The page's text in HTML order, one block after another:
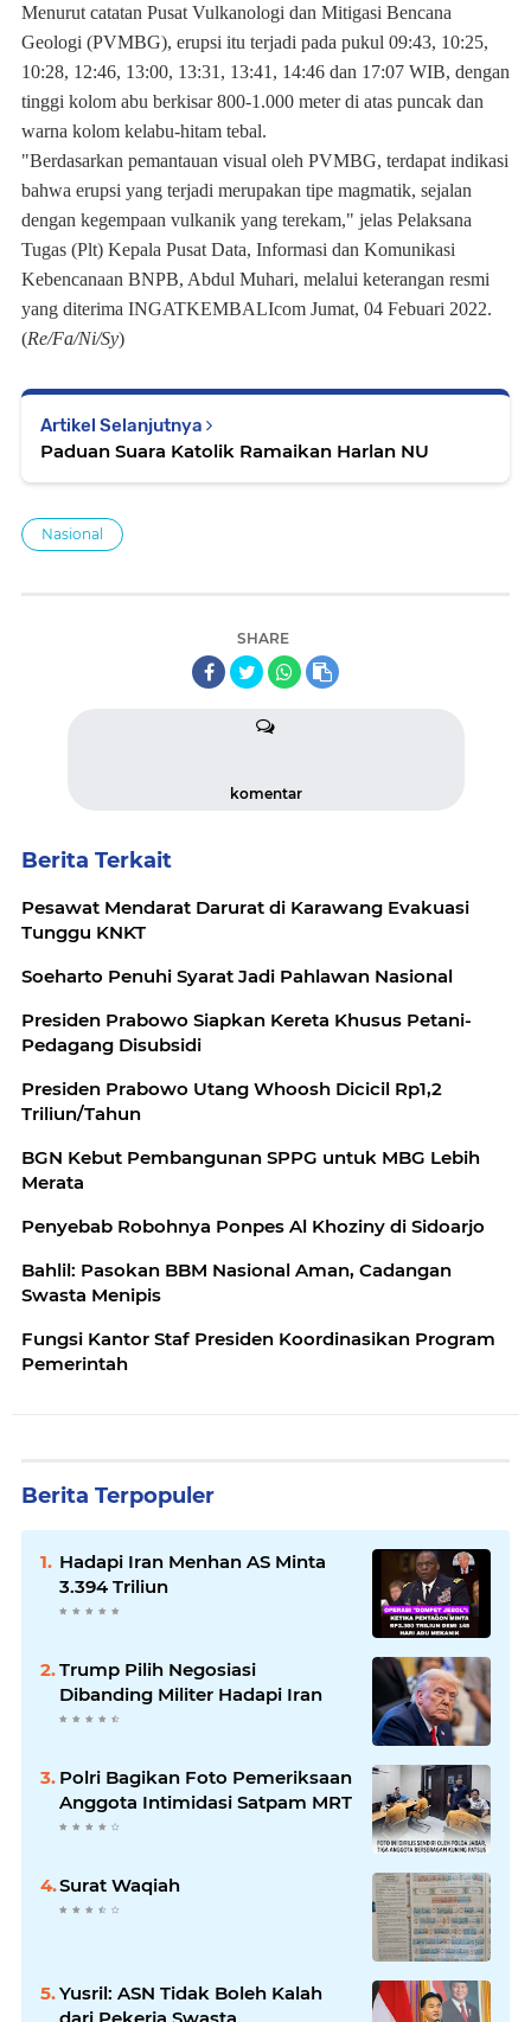
Menurut catatan Pusat Vulkanologi dan Mitigasi Bencana
Geologi (PVMBG), erupsi itu terjadi pada pukul 09:43, 10:25,
10:28, 12:46, 13:00, 13:31, 13:41, 14:46 dan 17:07 WIB, dengan
tinggi kolom abu berkisar 800-1.000 meter di atas puncak dan
warna kolom kelabu-hitam tebal.
"Berdasarkan pemantauan visual oleh PVMBG, terdapat indikasi
bahwa erupsi yang terjadi merupakan tipe magmatik, sejalan
dengan kegempaan vulkanik yang terekam," jelas Pelaksana
Tugas (Plt) Kepala Pusat Data, Informasi dan Komunikasi
Kebencanaan BNPB, Abdul Muhari, melalui keterangan resmi
yang diterima INGATKEMBALIcom Jumat, 04 Febuari 2022.
(Re/Fa/Ni/Sy)
Artikel Selanjutnya
Paduan Suara Katolik Ramaikan Harlan NU
Nasional
SHARE
komentar
Berita Terkait
Pesawat Mendarat Darurat di Karawang Evakuasi
Tunggu KNKT
Soeharto Penuhi Syarat Jadi Pahlawan Nasional
Presiden Prabowo Siapkan Kereta Khusus Petani-
Pedagang Disubsidi
Presiden Prabowo Utang Whoosh Dicicil Rp1,2
Triliun/Tahun
BGN Kebut Pembangunan SPPG untuk MBG Lebih
Merata
Penyebab Robohnya Ponpes Al Khoziny di Sidoarjo
Bahlil: Pasokan BBM Nasional Aman, Cadangan
Swasta Menipis
Fungsi Kantor Staf Presiden Koordinasikan Program
Pemerintah
Berita Terpopuler
Hadapi Iran Menhan AS Minta
3.394 Triliun
Trump Pilih Negosiasi
Dibanding Militer Hadapi Iran
Polri Bagikan Foto Pemeriksaan
Anggota Intimidasi Satpam MRT
Surat Waqiah
Yusril: ASN Tidak Boleh Kalah
dari Pekerja Swasta